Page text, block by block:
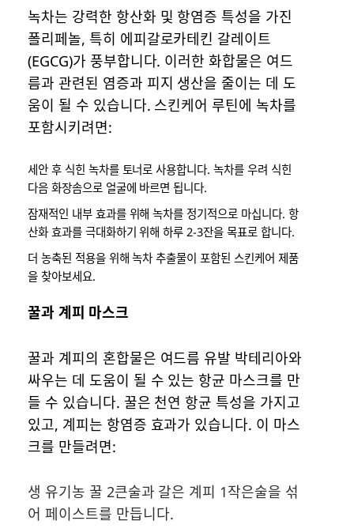
녹차는 강력한 항산화 및 항염증 특성을 가진
폴리페놀, 특히 에피갈로카테킨 갈레이트
(EGCG)가 풍부합니다. 이러한 화합물은 여드
름과 관련된 염증과 피지 생산을 줄이는 데 도
움이 될 수 있습니다. 스킨케어 루틴에 녹차를
포함시키려면:
세안 후 식힌 녹차를 토너로 사용합니다. 녹차를 우려 식힌
다음 화장솜으로 얼굴에 바르면 됩니다.
잠재적인 내부 효과를 위해 녹차를 정기적으로 마십니다. 항
산화 효과를 극대화하기 위해 하루 2-3잔을 목표로 합니다.
더 농축된 적용을 위해 녹차 추출물이 포함된 스킨케어 제품
을 찾아보세요.
꿀과 계피 마스크
꿀과 계피의 혼합물은 여드름 유발 박테리아와
싸우는 데 도움이 될 수 있는 항균 마스크를 만
들 수 있습니다. 꿀은 천연 항균 특성을 가지고
있고, 계피는 항염증 효과가 있습니다. 이 마스
크를 만들려면:
생 유기농 꿀 2큰술과 갈은 계피 1작은술을 섞
어 페이스트를 만듭니다.